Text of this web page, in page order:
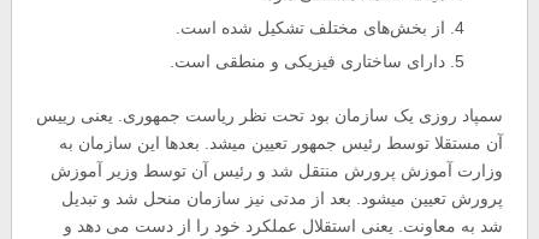
از بخش‌های مختلف تشکیل شده است.
دارای ساختاری فیزیکی و منطقی است.
سمپاد روزی یک سازمان بود تحت نظر ریاست جمهوری. یعنی رییس
آن مستقلا توسط رئیس جمهور تعیین میشد. بعدها این سازمان به
وزارت آموزش پرورش منتقل شد و رئیس آن توسط وزیر آموزش
پرورش تعیین میشود. بعد از مدتی نیز سازمان منحل شد و تبدیل
شد به معاونت. یعنی استقلال عملکرد خود را از دست می دهد و